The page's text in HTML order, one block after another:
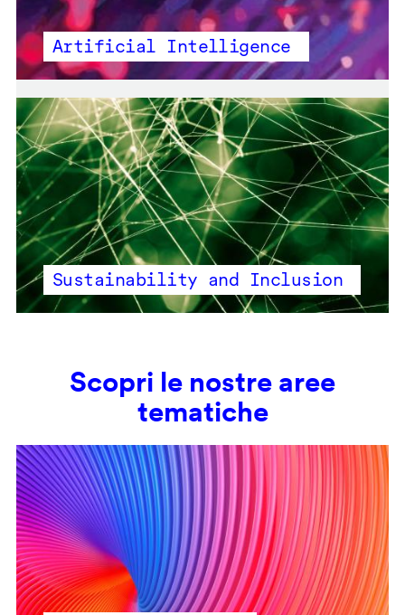
Artificial Intelligence
Sustainability and Inclusion
Scopri le nostre aree
tematiche